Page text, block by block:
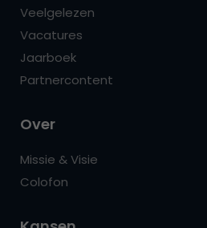
Veelgelezen
Vacatures
Jaarboek
Partnercontent
Over
Missie & Visie
Colofon